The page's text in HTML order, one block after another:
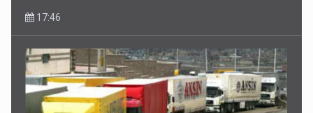
17:46